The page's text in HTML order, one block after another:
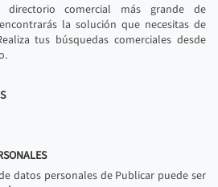
directorio comercial más grande de
la solución que necesitas de
tus búsquedas comerciales desde
datos personales de Publicar puede ser